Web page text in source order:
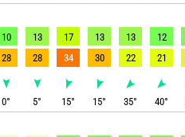
10 13 17 13 13 12
28 28 34 30 22 21
0° 5° 15° 15° 35° 40°